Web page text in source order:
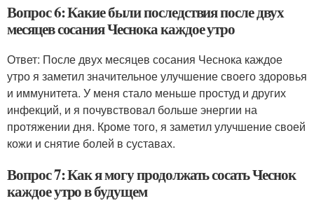
Вопрос 6: Какие были последствия после двух
месяцев сосания Чеснока каждое утро
Ответ: После двух месяцев сосания Чеснока каждое
утро я заметил значительное улучшение своего здоровья
и иммунитета. У меня стало меньше простуд и других
инфекций, и я почувствовал больше энергии на
протяжении дня. Кроме того, я заметил улучшение своей
кожи и снятие болей в суставах.
Вопрос 7: Как я могу продолжать сосать Чеснок
каждое утро в будущем